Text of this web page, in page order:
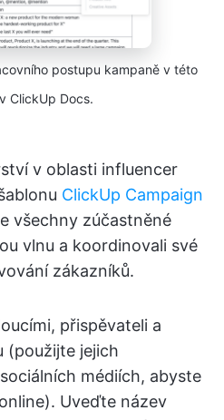
postupu kampaně v této
ClickUp Docs.
v oblasti influencer
ClickUp Campaign
všechny zúčastněné
vlnu a koordinovali své
zákazníků.
přispěvateli a
(použijte jejich
médiích, abyste
Uveďte název